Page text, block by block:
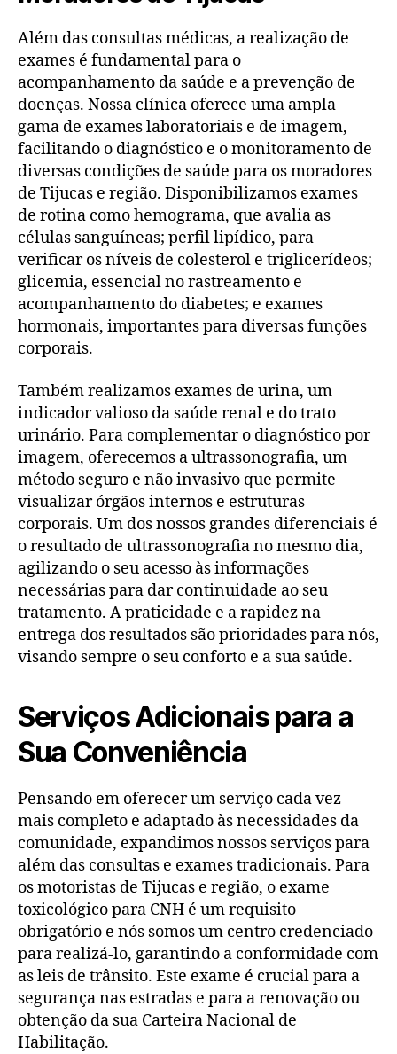
Além das consultas médicas, a realização de
exames é fundamental para o
acompanhamento da saúde e a prevenção de
doenças. Nossa clínica oferece uma ampla
gama de exames laboratoriais e de imagem,
facilitando o diagnóstico e o monitoramento de
diversas condições de saúde para os moradores
de Tijucas e região. Disponibilizamos exames
de rotina como hemograma, que avalia as
células sanguíneas; perfil lipídico, para
verificar os níveis de colesterol e triglicerídeos;
glicemia, essencial no rastreamento e
acompanhamento do diabetes; e exames
hormonais, importantes para diversas funções
corporais.
Também realizamos exames de urina, um
indicador valioso da saúde renal e do trato
urinário. Para complementar o diagnóstico por
imagem, oferecemos a ultrassonografia, um
método seguro e não invasivo que permite
visualizar órgãos internos e estruturas
corporais. Um dos nossos grandes diferenciais é
o resultado de ultrassonografia no mesmo dia,
agilizando o seu acesso às informações
necessárias para dar continuidade ao seu
tratamento. A praticidade e a rapidez na
entrega dos resultados são prioridades para nós,
visando sempre o seu conforto e a sua saúde.
Serviços Adicionais para a
Sua Conveniência
Pensando em oferecer um serviço cada vez
mais completo e adaptado às necessidades da
comunidade, expandimos nossos serviços para
além das consultas e exames tradicionais. Para
os motoristas de Tijucas e região, o exame
toxicológico para CNH é um requisito
obrigatório e nós somos um centro credenciado
para realizá-lo, garantindo a conformidade com
as leis de trânsito. Este exame é crucial para a
segurança nas estradas e para a renovação ou
obtenção da sua Carteira Nacional de
Habilitação.